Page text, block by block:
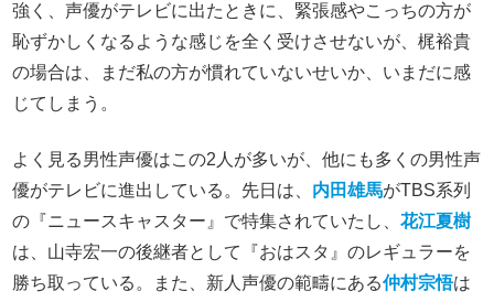
強く、声優がテレビに出たときに、緊張感やこっちの方が
恥ずかしくなるような感じを全く受けさせないが、梶裕貴
の場合は、まだ私の方が慣れていないせいか、いまだに感
じてしまう。
よく見る男性声優はこの2人が多いが、他にも多くの男性声
優がテレビに進出している。先日は、 内田雄馬がTBS系列
の『ニュースキャスター』で特集されていたし、 花江夏樹
は、山寺宏一の後継者として『おはスタ』のレギュラーを
勝ち取っている。また、新人声優の範疇にある仲村宗悟は